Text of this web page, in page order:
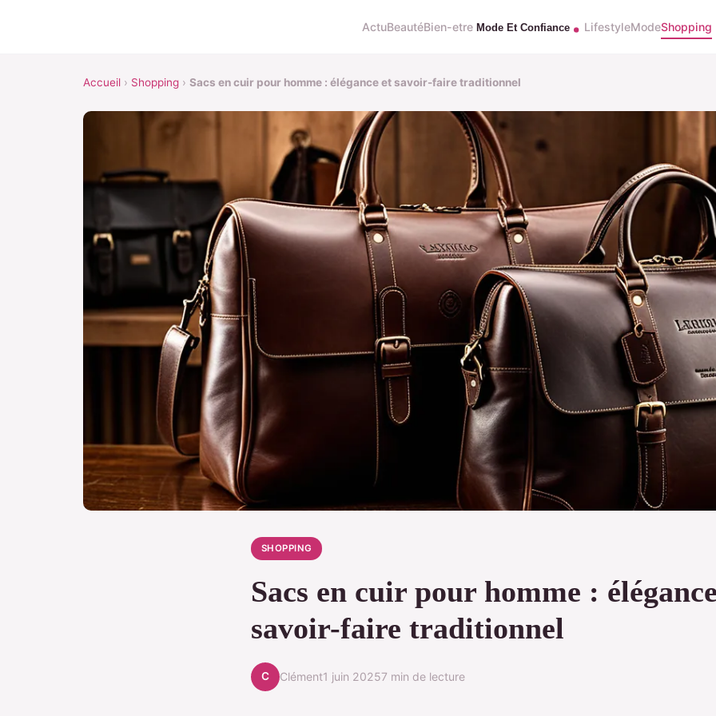
ActuBeautéBien-etre LifestyleModeShopping
Accueil › Shopping › Sacs en cuir pour homme : élégance et savoir-faire traditionnel
SHOPPING
Sacs en cuir pour homme :
savoir-faire traditionnel
C Clément1 juin 20257 min de lecture